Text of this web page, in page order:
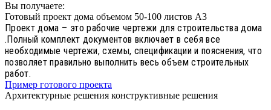
Вы получаете:
Готовый проект дома объемом 50-100 листов А3
Проект дома – это рабочие чертежи для строительства дома
.Полный комплект документов включает в себя все
необходимые чертежи, схемы, спецификации и пояснения, что
позволяет правильно выполнить весь объем строительных
работ.
Пример готового проекта
Архитектурные решения конструктивные решения